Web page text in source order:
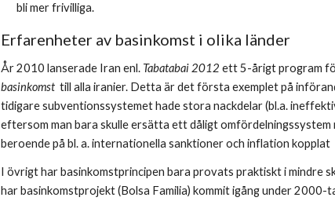
bli mer frivilliga.
Erfarenheter av basinkomst i olika länder
År 2010 lanserade Iran enl. Tabatabai 2012 ett 5-årigt program
basinkomst
till alla iranier. Detta är det första exemplet på
tidigare subventionssystemet hade stora nackdelar (bl.a.
eftersom man bara skulle ersätta ett dåligt
beroende på bl. a. internationella sanktioner och inflation
I övrigt har basinkomstprincipen bara provats praktiskt i mindre
har basinkomstprojekt (Bolsa Familia) kommit igång under 2000-